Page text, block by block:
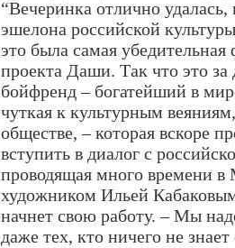
“Вечеринка отлично
эшелона российской
это была самая
проекта Даши. Так что это
бойфренд – богатейший в
чуткая к культурным
обществе, – которая вскоре
вступить в диалог с
проводящая много времени
художником Ильей
начнет свою работу. – Мы
даже тех, кто ничего не